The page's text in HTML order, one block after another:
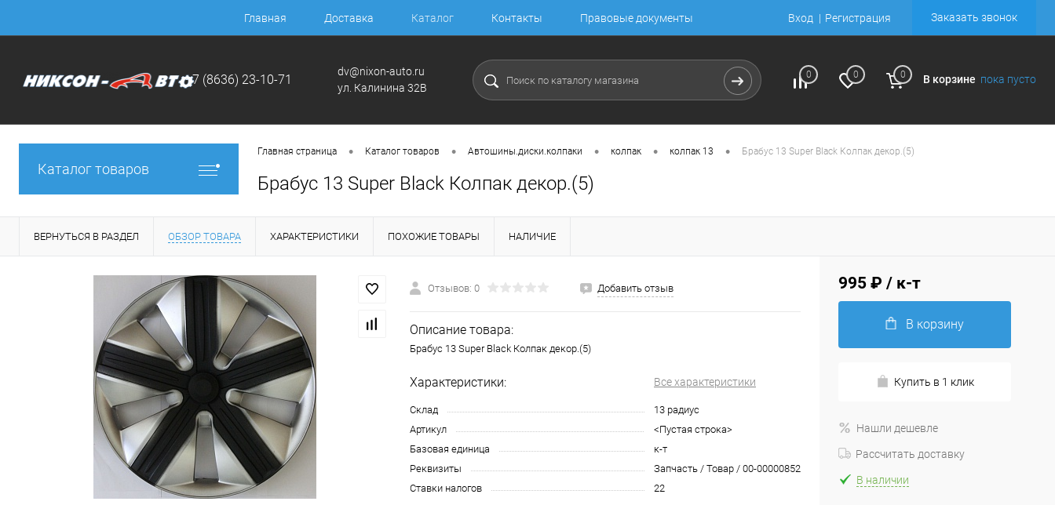
Главная Доставка Каталог Контакты Правовые документы Вход Регистрация Заказать звонок
+7 (8636) 23-10-71
dv@nixon-auto.ru
ул. Калинина 32В
0 0 0 В корзине пока пусто
Каталог товаров
Главная страница • Каталог товаров • Автошины.диски.колпаки • колпак • колпак 13 • Брабус 13 Super Black Колпак декор.(5)
Брабус 13 Super Black Колпак декор.(5)
ВЕРНУТЬСЯ В РАЗДЕЛ ОБЗОР ТОВАРА ХАРАКТЕРИСТИКИ ПОХОЖИЕ ТОВАРЫ НАЛИЧИЕ
Отзывов: 0 Добавить отзыв
Описание товара:
Брабус 13 Super Black Колпак декор.(5)
Характеристики: Все характеристики
Склад
13 радиус
Артикул
<Пустая строка>
Базовая единица
к-т
Реквизиты
Запчасть / Товар / 00-00000852
Ставки налогов
22
995 ₽ / к-т
В корзину
Купить в 1 клик
Нашли дешевле
Рассчитать доставку
В наличии